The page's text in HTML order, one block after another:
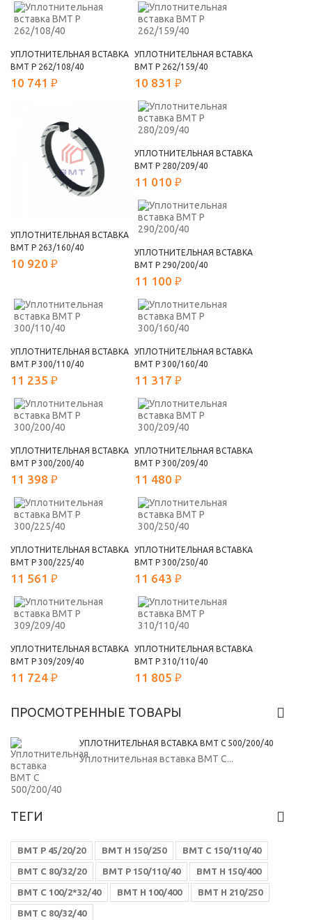
УПЛОТНИТЕЛЬНАЯ ВСТАВКА
ВМТ Р 262/108/40
10 741 ₽
УПЛОТНИТЕЛЬНАЯ ВСТАВКА
ВМТ Р 262/159/40
10 831 ₽
УПЛОТНИТЕЛЬНАЯ ВСТАВКА
ВМТ Р 263/160/40
10 920 ₽
УПЛОТНИТЕЛЬНАЯ ВСТАВКА
ВМТ Р 280/209/40
11 010 ₽
УПЛОТНИТЕЛЬНАЯ ВСТАВКА
ВМТ Р 290/200/40
11 100 ₽
УПЛОТНИТЕЛЬНАЯ ВСТАВКА
ВМТ Р 300/110/40
11 235 ₽
УПЛОТНИТЕЛЬНАЯ ВСТАВКА
ВМТ Р 300/160/40
11 317 ₽
УПЛОТНИТЕЛЬНАЯ ВСТАВКА
ВМТ Р 300/200/40
11 398 ₽
УПЛОТНИТЕЛЬНАЯ ВСТАВКА
ВМТ Р 300/209/40
11 480 ₽
УПЛОТНИТЕЛЬНАЯ ВСТАВКА
ВМТ Р 300/225/40
11 561 ₽
УПЛОТНИТЕЛЬНАЯ ВСТАВКА
ВМТ Р 300/250/40
11 643 ₽
УПЛОТНИТЕЛЬНАЯ ВСТАВКА
ВМТ Р 309/209/40
11 724 ₽
УПЛОТНИТЕЛЬНАЯ ВСТАВКА
ВМТ Р 310/110/40
11 805 ₽
ПРОСМОТРЕННЫЕ ТОВАРЫ
УПЛОТНИТЕЛЬНАЯ ВСТАВКА ВМТ С 500/200/40
Уплотнительная вставка ВМТ С...
ТЕГИ
ВМТ Р 45/20/20 ВМТ Н 150/250 ВМТ С 150/110/40
ВМТ С 80/32/20 ВМТ Р 150/110/40 ВМТ Н 150/400
ВМТ С 100/2*32/40 ВМТ Н 100/400 ВМТ Н 210/250
ВМТ С 80/32/40